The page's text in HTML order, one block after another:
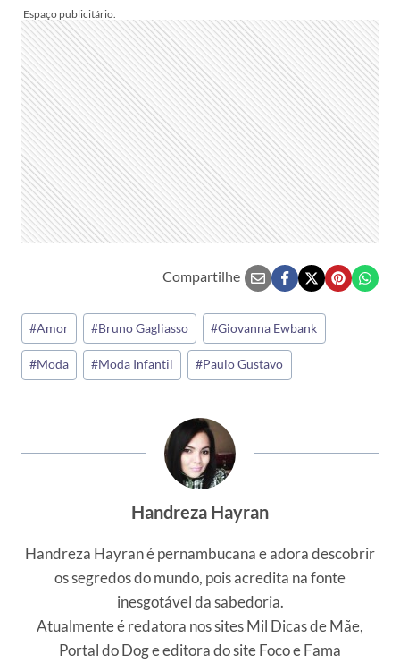
Compartilhe
Tags
do
Post:
#Amor #Bruno Gagliasso #Giovanna Ewbank
#Moda #Moda Infantil #Paulo Gustavo
Handreza Hayran
Handreza Hayran é pernambucana e adora descobrir
os segredos do mundo, pois acredita na fonte
inesgotável da sabedoria.
Atualmente é redatora nos sites Mil Dicas de Mãe,
Portal do Dog e editora do site Foco e Fama